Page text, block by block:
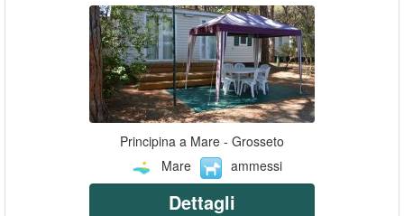
Principina a Mare - Grosseto
Mare
ammessi
Dettagli